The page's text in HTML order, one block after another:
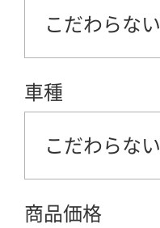
こだわらない
車種
こだわらない
商品価格